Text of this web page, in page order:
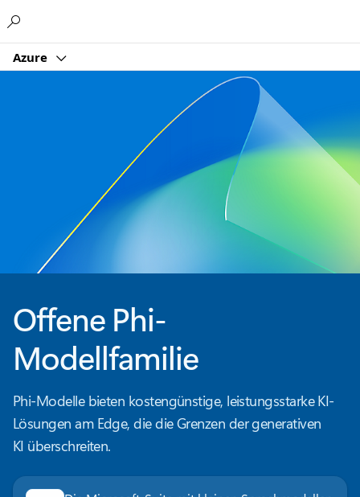
Azure
Offene Phi-
Modellfamilie
Phi-Modelle bieten kostengünstige, leistungsstarke KI-
Lösungen am Edge, die die Grenzen der generativen
KI überschreiten.